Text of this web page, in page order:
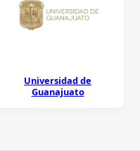
Universidad de
Guanajuato